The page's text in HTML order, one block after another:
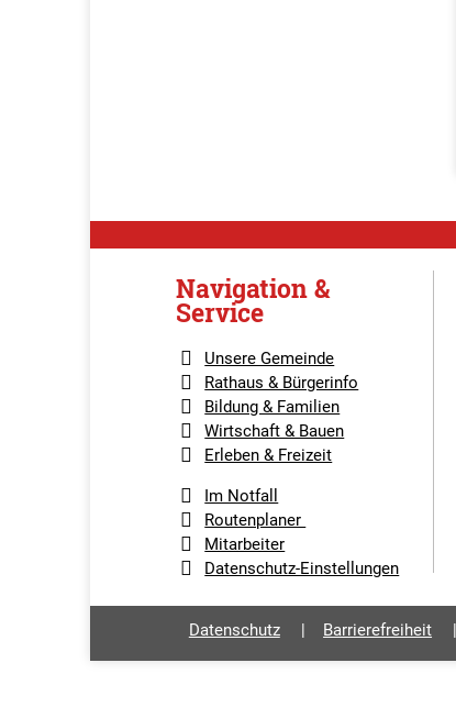
Navigation &
Service
Unsere Gemeinde
Rathaus & Bürgerinfo
Bildung & Familien
Wirtschaft & Bauen
Erleben & Freizeit
Im Notfall
Routenplaner
Mitarbeiter
Datenschutz-Einstellungen
Datenschutz Barrierefreiheit